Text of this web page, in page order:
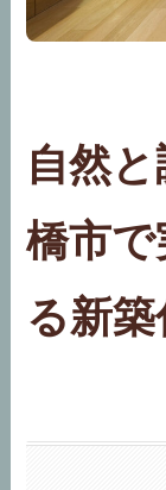
自然
橋市
る新